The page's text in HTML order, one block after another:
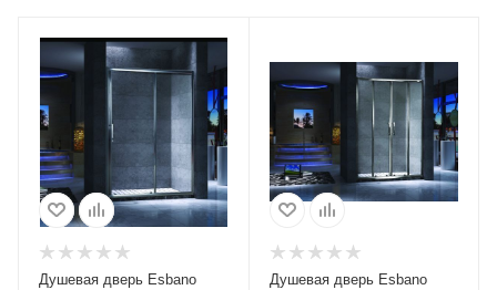
Душевая дверь Esbano
Душевая дверь Esbano